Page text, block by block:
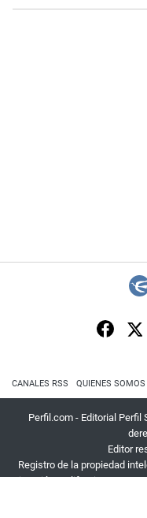
CANALES RSS QUIENES SOMOS
Perfil.com - Editorial Perfil
Editor
Registro de la propiedad
Dirección:California 2715,